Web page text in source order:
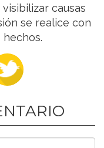
causas
se realice con